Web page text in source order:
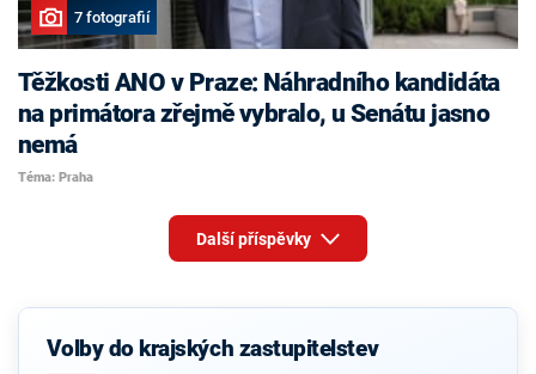
7 fotografií
Těžkosti ANO v Praze: Náhradního kandidáta
na primátora zřejmě vybralo, u Senátu jasno
nemá
Téma: Praha
Další příspěvky
Volby do krajských zastupitelstev